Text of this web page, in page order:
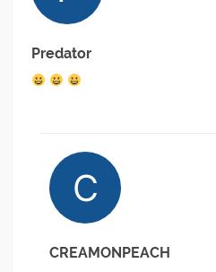
Predator
CREAMONPEACH